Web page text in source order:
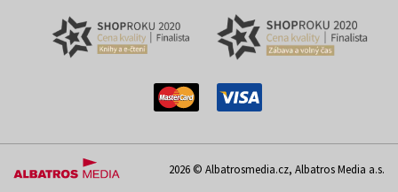
2026 © Albatrosmedia.cz, Albatros Media a.s.